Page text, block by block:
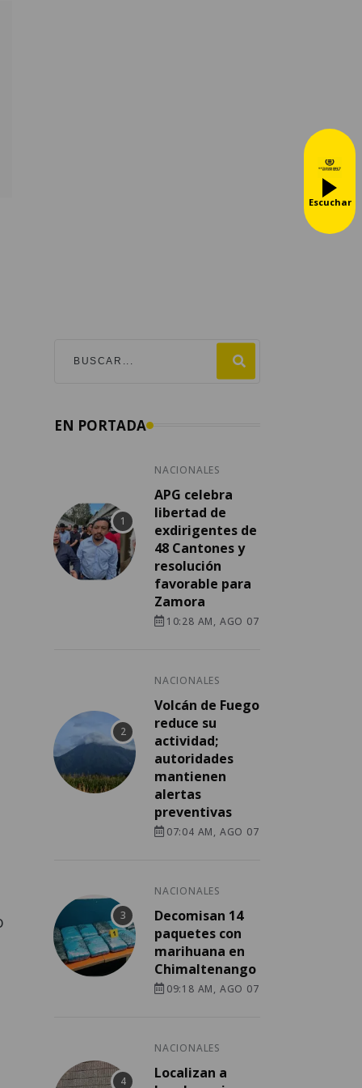
EN PORTADA
NACIONALES
APG celebra
libertad de
exdirigentes de
48 Cantones y
resolución
favorable para
Zamora
10:28 AM, AGO 07
NACIONALES
Volcán de Fuego
reduce su
actividad;
autoridades
mantienen
alertas
preventivas
07:04 AM, AGO 07
NACIONALES
Decomisan 14
paquetes con
marihuana en
Chimaltenango
09:18 AM, AGO 07
NACIONALES
Localizan a
Escuchar